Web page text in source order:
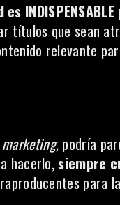
INDISPENSABLE
títulos que sean
relevante
marketing, podría
hacerlo, siempre
para